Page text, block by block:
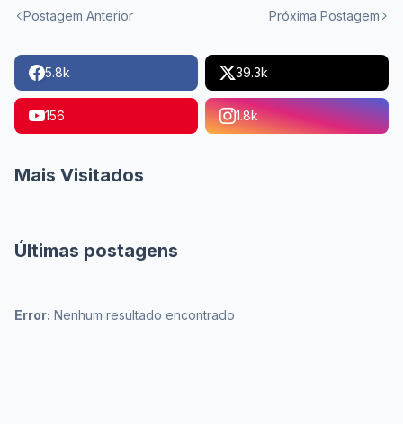
Postagem Anterior Próxima Postagem
5.8k 39.3k
156 1.8k
Mais Visitados
Últimas postagens
Error: Nenhum resultado encontrado